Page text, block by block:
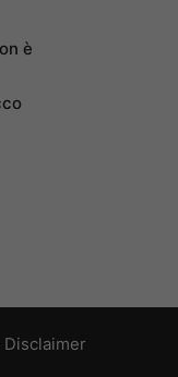
è
Disclaimer